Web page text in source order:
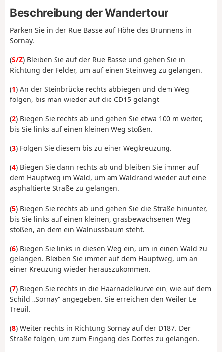
Beschreibung der Wandertour
Parken Sie in der Rue Basse auf Höhe des Brunnens in
Sornay.
(S/Z) Bleiben Sie auf der Rue Basse und gehen Sie in
Richtung der Felder, um auf einen Steinweg zu gelangen.
(1) An der Steinbrücke rechts abbiegen und dem Weg
folgen, bis man wieder auf die CD15 gelangt
(2) Biegen Sie rechts ab und gehen Sie etwa 100 m weiter,
bis Sie links auf einen kleinen Weg stoßen.
(3) Folgen Sie diesem bis zu einer Wegkreuzung.
(4) Biegen Sie dann rechts ab und bleiben Sie immer auf
dem Hauptweg im Wald, um am Waldrand wieder auf eine
asphaltierte Straße zu gelangen.
(5) Biegen Sie rechts ab und gehen Sie die Straße hinunter,
bis Sie links auf einen kleinen, grasbewachsenen Weg
stoßen, an dem ein Walnussbaum steht.
(6) Biegen Sie links in diesen Weg ein, um in einen Wald zu
gelangen. Bleiben Sie immer auf dem Hauptweg, um an
einer Kreuzung wieder herauszukommen.
(7) Biegen Sie rechts in die Haarnadelkurve ein, wie auf dem
Schild „Sornay“ angegeben. Sie erreichen den Weiler Le
Treuil.
(8) Weiter rechts in Richtung Sornay auf der D187. Der
Straße folgen, um zum Eingang des Dorfes zu gelangen.